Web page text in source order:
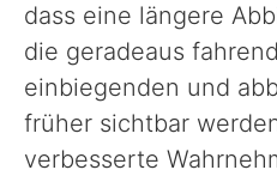
dass eine längere
die geradeaus
einbiegenden und
früher sichtbar
verbesserte